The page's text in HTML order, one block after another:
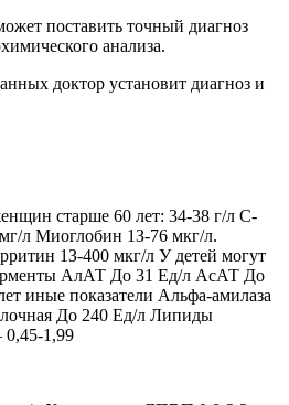
поставить точный диагноз
анализа.
доктор установит диагноз и
старше 60 лет: 34-38 г/л С-
л Миоглобин 1З-76 мкг/л.
1З-400 мкг/л У детей могут
АлАТ До 31 Ед/л АсАТ До
иные показатели Альфа-амилаза
До 240 Ед/л Липиды
0,45-1,99